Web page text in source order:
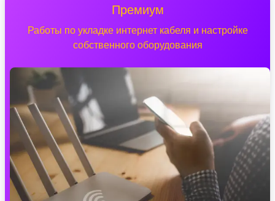
Премиум
Работы по укладке интернет кабеля и настройке
собственного оборудования